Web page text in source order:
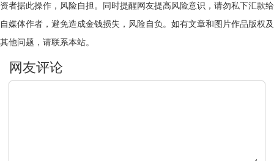
资者据此操作，风险自担。同时提醒网友提高风险意识，请勿私下汇款给
自媒体作者，避免造成金钱损失，风险自负。如有文章和图片作品版权及
其他问题，请联系本站。